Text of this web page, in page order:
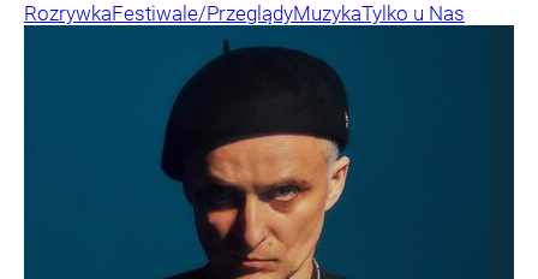
RozrywkaFestiwale/PrzeglądyMuzykaTylko u Nas